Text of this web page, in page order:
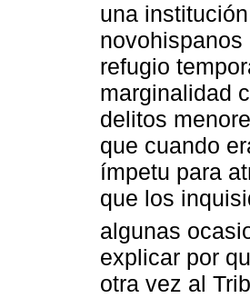
una
refugio
marginalidad
delitos
que cuando
ímpetu para
que los
algunas
explicar por
otra vez al